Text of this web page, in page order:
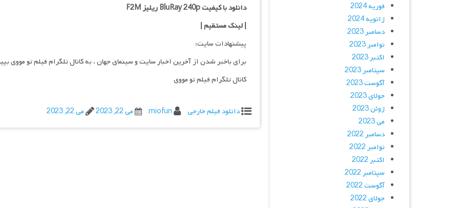
دانلود با کیفیت BluRay 240p ریلیز F2M
| لینک مستقیم|
پیشنهادات سایت:
برای باخبر شدن از آخرین اخبار سایت و سینمای جهان ، به کانال تلگرام فیلم تو مووی
کانال تلگرام فیلم تو مووی
دانلود فیلم خارجی miofun می 22, 2023 می 22, 2023
فوریه 2024
ژانویه 2024
دسامبر 2023
نوامبر 2023
اکتبر 2023
سپتامبر 2023
آگوست 2023
جولای 2023
ژوئن 2023
می 2023
دسامبر 2022
نوامبر 2022
اکتبر 2022
سپتامبر 2022
آگوست 2022
جولای 2022